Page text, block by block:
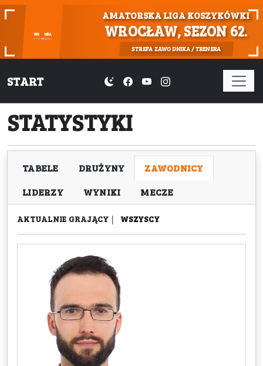
AMATORSKA LIGA KOSZYKÓWKI
WROCŁAW, SEZON 62.
STREFA ZAWODNIKA / TRENERA
START
STATYSTYKI
TABELE DRUŻYNY
ZAWODNICY
LIDERZY
WYNIKI MECZE
AKTUALNIE GRAJĄCY | WSZYSCY